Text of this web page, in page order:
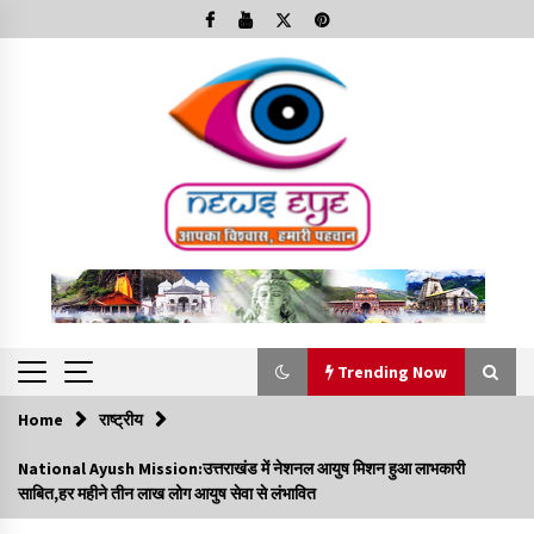
to
Trending Now
Trending Now
Minorities Rights Day : विश्व अल्पसंख्यक अधिकार दिवस
कार्यक्रम में शामिल हुए सीएम,आधुनिक मदरसों का नाम अब्दुल कलाम के नाम
Home राष्ट्रीय
National Ayush Mission:उत्तराखंड में नेशनल आयुष मिशन हुआ लाभकारी
साबित,हर महीने तीन लाख लोग आयुष सेवा से लंभावित